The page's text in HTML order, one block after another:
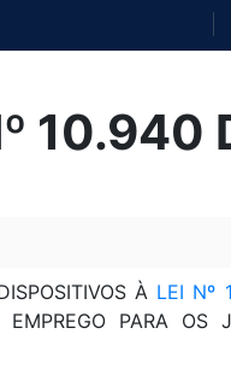
10.940
À LEI Nº
EMPREGO PARA